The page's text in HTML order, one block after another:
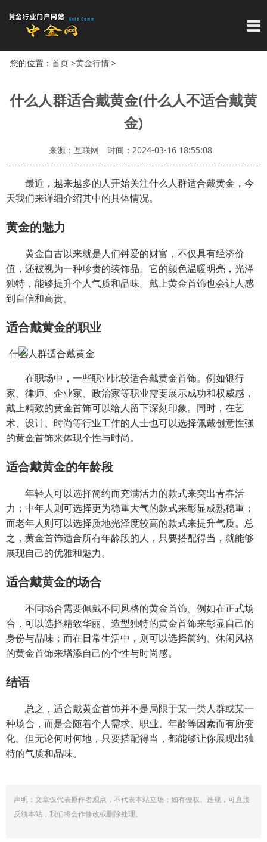
导
您的位置： 首页>黄金行情>
什么人群适合戴黄金(什么人不适合戴黄
金)
来源：互联网 时间：2024-03-16 18:55:08
最近，越来越多的人开始关注什么人群适合戴黄金，今
天我们来详细介绍其中的具体情况。
黄金的魅力
黄金自古以来就是人们钟爱的财富，不仅具有经济价
值，还被视为一种珍贵的装饰品。它的颜色温暖明亮，光泽
独特，能够提升个人气质和品味。戴上黄金首饰也会让人感
到自信和高贵。
适合戴黄金的职业
在职场中，一些职业比较适合戴黄金首饰。例如银行
家、律师、企业家、政治家等职业需要展示成功和权威感，
戴上精致的黄金首饰可以给人留下深刻印象。同时，在艺
术、设计、时尚等行业工作的人士也可以选择佩戴创意性强
的黄金首饰来体现个性与时尚。
适合戴黄金的年龄段
年轻人可以选择简约而充满活力的款式来突出青春活
力；中年人则可选择更为稳重大气的款式来彰显成熟稳重；
而老年人则可以选择质地光泽度较高的款式来提升气质。总
之，黄金首饰适合所有年龄段的人，只要搭配得当，就能够
展现自己的优雅和魅力。
适合戴黄金的场合
不同场合需要佩戴不同风格的黄金首饰。例如在正式场
合，可以选择精致华丽、造型独特的黄金首饰来彰显自己的
身份与品味；而在日常生活中，则可以选择简约、休闲风格
的黄金首饰来增添自己的个性与时尚感。
结语
总之，适合戴黄金首饰并不是局限于某一类人群或某一
种场合，而是会随着个人需求、职业、年龄等因素而有所变
化。但无论何时何地，只要搭配得当，都能够让你展现出独
特的气质和品味。
声明：文章仅代表原作者观点，不代表本站立场；如有侵权、违规，可直接
反馈本站，我们将会作修改或删除处理。